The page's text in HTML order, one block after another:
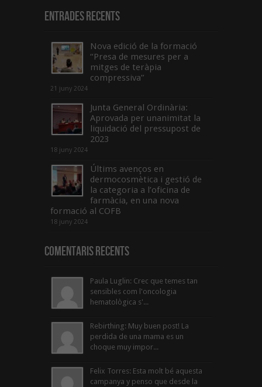
Entrades recents
Nova edició de la formació
“Presa de mesures per a
mitges de teràpia
compressiva”
21 juny 2024
Junta General Ordinària:
Aprovada per unanimitat la
liquidació del pressupost de
2023
18 juny 2024
Últims avenços en
dermocosmètica i gestió de
la categoria a l’oficina de
farmàcia, en una nova
formació al COFB
18 juny 2024
Comentaris Recents
Paula Luglin: Crec que temes tan
sensibles com l'oncologia
hematològica s'...
Rebirthing: Muy buen post! La
perdida de una mama es un
choque muy impor...
Felix Torres: Esta molt bé aquesta
campanya y penso que desde la